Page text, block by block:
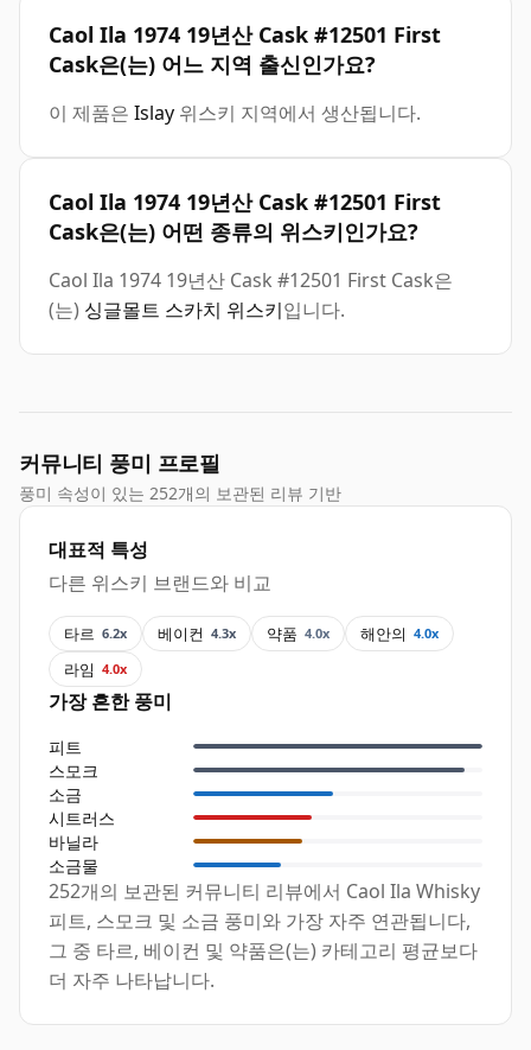
Caol Ila 1974 19년산 Cask #12501 First
Cask은(는) 어느 지역 출신인가요?
이 제품은 Islay 위스키 지역에서 생산됩니다.
Caol Ila 1974 19년산 Cask #12501 First
Cask은(는) 어떤 종류의 위스키인가요?
Caol Ila 1974 19년산 Cask #12501 First Cask은
(는) 싱글몰트 스카치 위스키입니다.
커뮤니티 풍미 프로필
풍미 속성이 있는 252개의 보관된 리뷰 기반
대표적 특성
다른 위스키 브랜드와 비교
타르 6.2x 베이컨 4.3x 약품 4.0x 해안의 4.0x
라임 4.0x
가장 흔한 풍미
피트
스모크
소금
시트러스
바닐라
소금물
252개의 보관된 커뮤니티 리뷰에서 Caol Ila Whisky
피트, 스모크 및 소금 풍미와 가장 자주 연관됩니다,
그 중 타르, 베이컨 및 약품은(는) 카테고리 평균보다
더 자주 나타납니다.